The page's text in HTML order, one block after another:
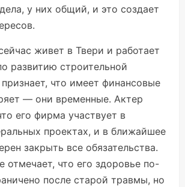
у них общий, и это создает
живет в Твери и работает
развитию строительной
что имеет финансовые
— они временные. Актер
его фирма участвует в
проектах, и в ближайшее
закрыть все обязательства.
отмечает, что его здоровье по-
после старой травмы, но